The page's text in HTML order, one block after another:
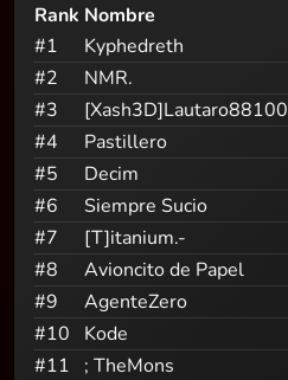
Rank Nombre
#1
Kyphedreth
#2
NMR.
#3
[Xash3D]Lautaro88100
#4
Pastillero
#5
Decim
#6
Siempre Sucio
#7
[T]itanium.-
#8
Avioncito de Papel
#9
AgenteZero
#10
Kode
#11
; TheMons